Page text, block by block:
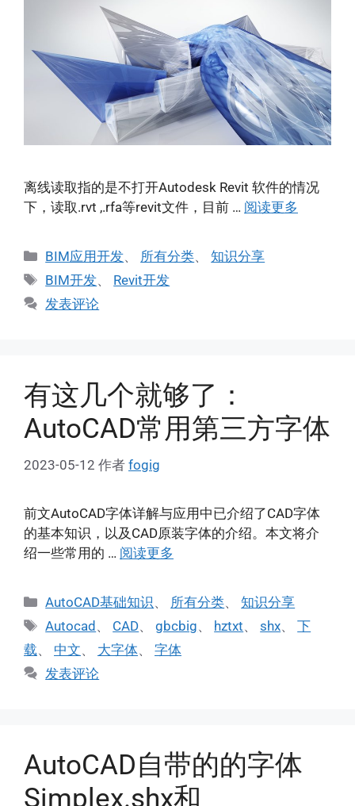
离线读取指的是不打开Autodesk Revit 软件的情况
下，读取.rvt ,.rfa等revit文件，目前 … 阅读更多
分
类
BIM应用开发、 所有分类、知识分享
标
签
BIM开发、 Revit开发
发表评论
有这几个就够了：
AutoCAD常用第三方字体
2023-05-12 作者 fogig
前文AutoCAD字体详解与应用中已介绍了CAD字体
的基本知识，以及CAD原装字体的介绍。本文将介
绍一些常用的 … 阅读更多
分
类
AutoCAD基础知识 、 所有分类、知识分享
标
签
Autocad、 CAD、gbcbig、 hztxt、shx、下
载、 中文、 大字体、 字体
发表评论
AutoCAD自带的的字体
Simplex.shx和